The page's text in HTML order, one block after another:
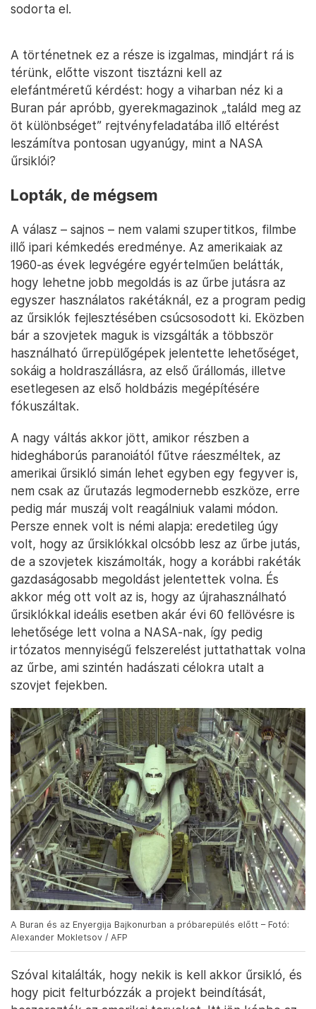
sodorta el.
A történetnek ez a része is izgalmas, mindjárt rá is
térünk, előtte viszont tisztázni kell az
elefántméretű kérdést: hogy a viharban néz ki a
Buran pár apróbb, gyerekmagazinok „találd meg az
öt különbséget” rejtvényfeladatába illő eltérést
leszámítva pontosan ugyanúgy, mint a NASA
űrsiklói?
Lopták, de mégsem
A válasz – sajnos – nem valami szupertitkos, filmbe
illő ipari kémkedés eredménye. Az amerikaiak az
1960-as évek legvégére egyértelműen belátták,
hogy lehetne jobb megoldás is az űrbe jutásra az
egyszer használatos rakétáknál, ez a program pedig
az űrsiklók fejlesztésében csúcsosodott ki. Eközben
bár a szovjetek maguk is vizsgálták a többször
használható űrrepülőgépek jelentette lehetőséget,
sokáig a holdraszállásra, az első űrállomás, illetve
esetlegesen az első holdbázis megépítésére
fókuszáltak.
A nagy váltás akkor jött, amikor részben a
hidegháborús paranoiától fűtve ráeszméltek, az
amerikai űrsikló simán lehet egyben egy fegyver is,
nem csak az űrutazás legmodernebb eszköze, erre
pedig már muszáj volt reagálniuk valami módon.
Persze ennek volt is némi alapja: eredetileg úgy
volt, hogy az űrsiklókkal olcsóbb lesz az űrbe jutás,
de a szovjetek kiszámolták, hogy a korábbi rakéták
gazdaságosabb megoldást jelentettek volna. És
akkor még ott volt az is, hogy az újrahasználható
űrsiklókkal ideális esetben akár évi 60 fellövésre is
lehetősége lett volna a NASA-nak, így pedig
irtózatos mennyiségű felszerelést juttathattak volna
az űrbe, ami szintén hadászati célokra utalt a
szovjet fejekben.
A Buran és az Enyergija Bajkonurban a próbarepülés előtt – Fotó:
Alexander Mokletsov / AFP
Szóval kitalálták, hogy nekik is kell akkor űrsikló, és
hogy picit felturbózzák a projekt beindítását,